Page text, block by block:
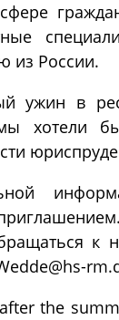
из России.
ужин в
хотели
the